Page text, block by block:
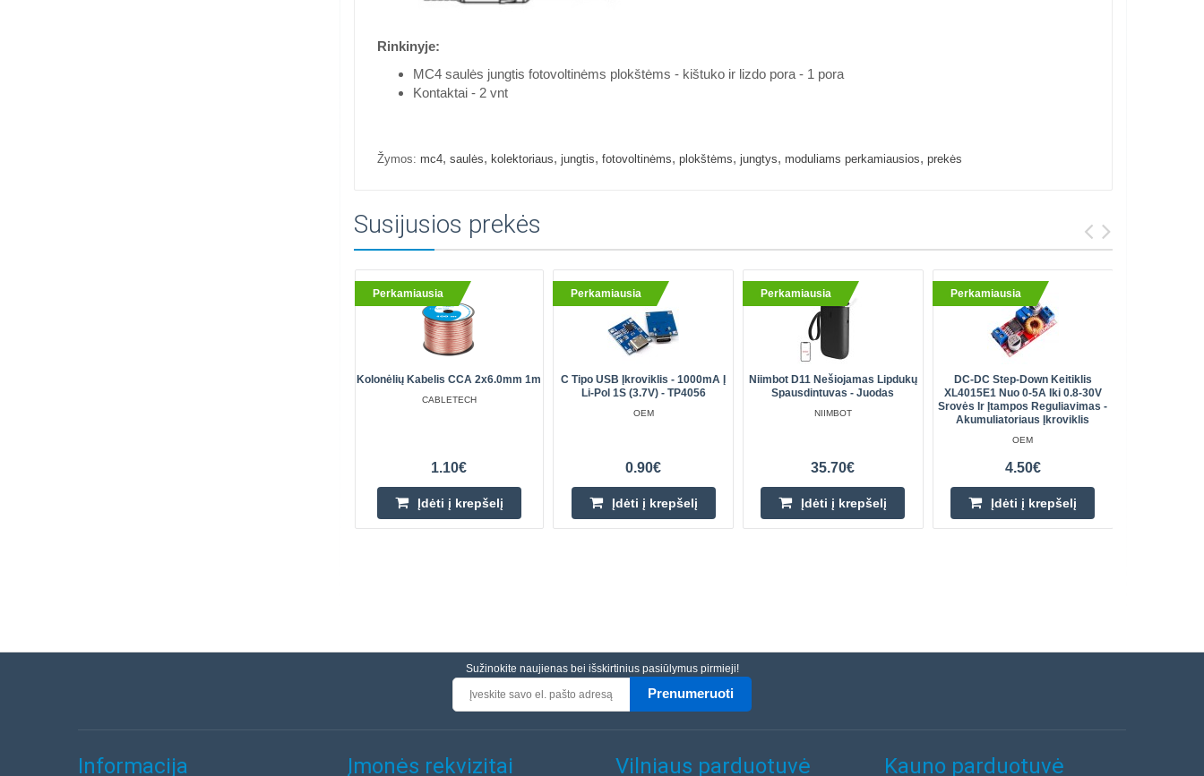
Rinkinyje:
MC4 saulės jungtis fotovoltinėms plokštėms - kištuko ir lizdo pora - 1 pora
Kontaktai - 2 vnt
Žymos: mc4, saulės, kolektoriaus, jungtis, fotovoltinėms, plokštėms, jungtys, moduliams perkamiausios, prekės
Susijusios prekės
Perkamiausia
Kolonėlių Kabelis CCA 2x6.0mm 1m
CABLETECH
1.10€
Įdėti į krepšelį
Perkamiausia
C Tipo USB Įkroviklis - 1000mA Į
Li-Pol 1S (3.7V) - TP4056
OEM
0.90€
Įdėti į krepšelį
Perkamiausia
Niimbot D11 Nešiojamas Lipdukų
Spausdintuvas - Juodas
NIIMBOT
35.70€
Įdėti į krepšelį
Perkamiausia
DC-DC Step-Down Keitiklis
XL4015E1 Nuo 0-5A Iki 0.8-30V
Srovės Ir Įtampos Reguliavimas -
Akumuliatoriaus Įkroviklis
OEM
4.50€
Įdėti į krepšelį
Sužinokite naujienas bei išskirtinius pasiūlymus pirmieji!
Prenumeruoti
Informacija Įmonės rekvizitai Vilniaus parduotuvė Kauno parduotuvė